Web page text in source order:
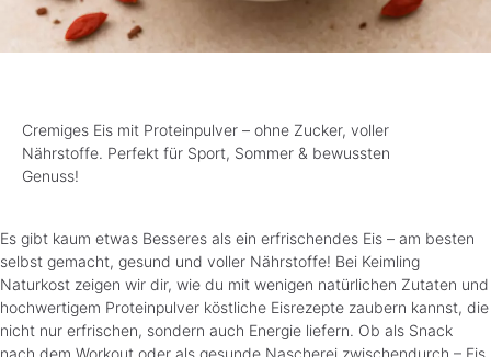
Cremiges Eis mit Proteinpulver – ohne Zucker, voller
Nährstoffe. Perfekt für Sport, Sommer & bewussten
Genuss!
Es gibt kaum etwas Besseres als ein erfrischendes Eis – am besten
selbst gemacht, gesund und voller Nährstoffe! Bei Keimling
Naturkost zeigen wir dir, wie du mit wenigen natürlichen Zutaten und
hochwertigem Proteinpulver köstliche Eisrezepte zaubern kannst, die
nicht nur erfrischen, sondern auch Energie liefern. Ob als Snack
nach dem Workout oder als gesunde Nascherei zwischendurch – Eis